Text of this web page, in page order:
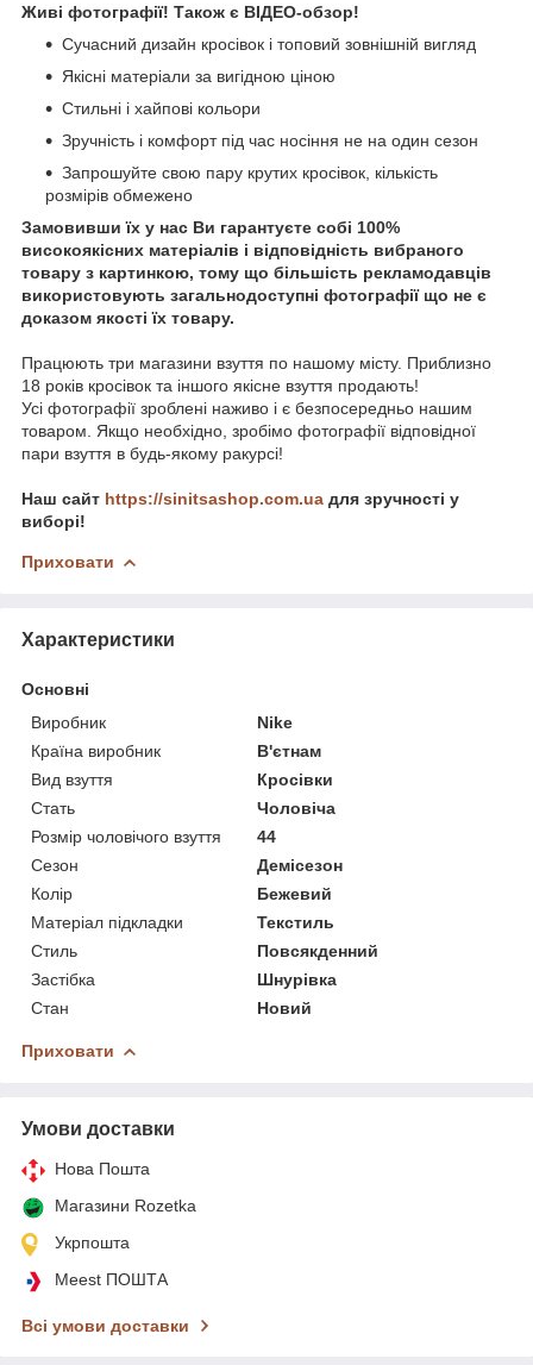
Живі фотографії! Також є ВІДЕО-обзор!
Сучасний дизайн кросівок і топовий зовнішній вигляд
Якісні матеріали за вигідною ціною
Стильні і хайпові кольори
Зручність і комфорт під час носіння не на один сезон
Запрошуйте свою пару крутих кросівок, кількість
розмірів обмежено
Замовивши їх у нас Ви гарантуєте собі 100%
високоякісних матеріалів і відповідність вибраного
товару з картинкою, тому що більшість рекламодавців
використовують загальнодоступні фотографії що не є
доказом якості їх товару.
Працюють три магазини взуття по нашому місту. Приблизно
18 років кросівок та іншого якісне взуття продають!
Усі фотографії зроблені наживо і є безпосередньо нашим
товаром. Якщо необхідно, зробімо фотографії відповідної
пари взуття в будь-якому ракурсі!
Наш сайт https://sinitsashop.com.ua для зручності у
виборі!
Приховати
Характеристики
Основні
Виробник
Nike
Країна виробник
В'єтнам
Вид взуття
Кросівки
Стать
Чоловіча
Розмір чоловічого взуття
44
Сезон
Демісезон
Колір
Бежевий
Матеріал підкладки
Текстиль
Стиль
Повсякденний
Застібка
Шнурівка
Стан
Новий
Приховати
Умови доставки
Нова Пошта
Магазини Rozetka
Укрпошта
Meest ПОШТА
Всі умови доставки